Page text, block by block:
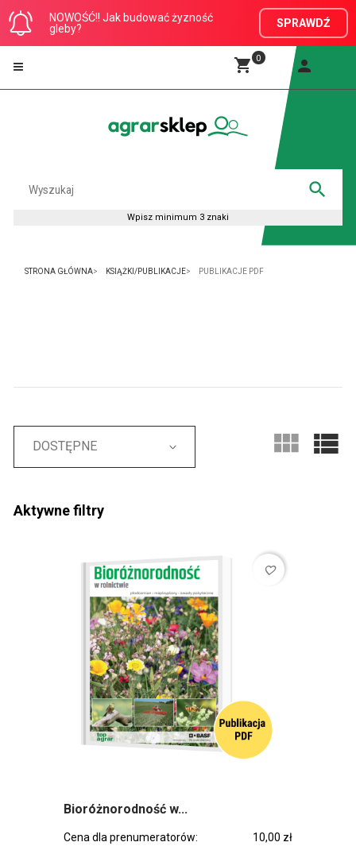
NOWOŚĆ!! Jak budować żyzność
gleby?
SPRAWDŹ
0
STRONA GŁÓWNA KSIĄŻKI/PUBLIKACJE PUBLIKACJE PDF
DOSTĘPNE
Aktywne filtry
favorite_border
Bioróżnorodność w...
Cena dla prenumeratorów: 10,00 zł